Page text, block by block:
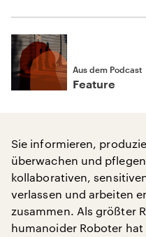
Aus dem Podcast
Feature
Sie informieren,
überwachen und
kollaborativen,
verlassen und arbeiten
zusammen. Als größter
humanoider Roboter hat